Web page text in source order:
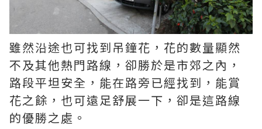
雖然沿途也可找到吊鐘花，花的數量顯然
不及其他熱門路線，卻勝於是市郊之內，
路段平坦安全，能在路旁已經找到，能賞
花之餘，也可遠足舒展一下，卻是這路線
的優勝之處。